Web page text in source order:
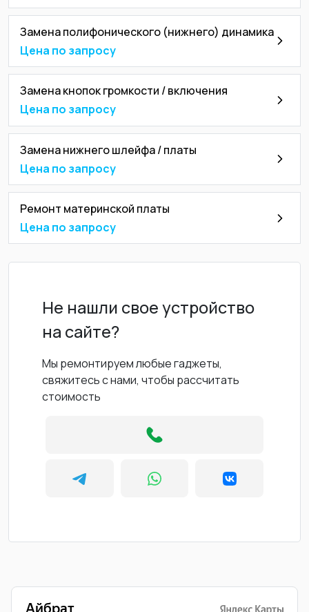
Замена полифонического (нижнего) динамика
Цена по запросу
Замена кнопок громкости / включения
Цена по запросу
Замена нижнего шлейфа / платы
Цена по запросу
Ремонт материнской платы
Цена по запросу
Не нашли свое устройство
на сайте?
Мы ремонтируем любые гаджеты,
свяжитесь с нами, чтобы рассчитать
стоимость